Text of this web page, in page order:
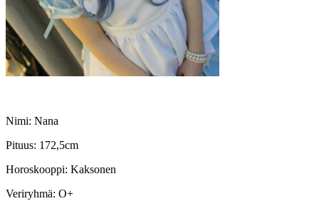
Nimi: Nana
Pituus: 172,5cm
Horoskooppi: Kaksonen
Veriryhmä: O+